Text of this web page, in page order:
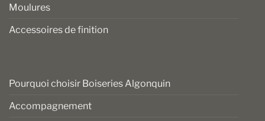
Moulures
Accessoires de finition
Pourquoi choisir Boiseries Algonquin
Accompagnement